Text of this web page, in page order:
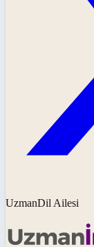
UzmanDil Ailesi